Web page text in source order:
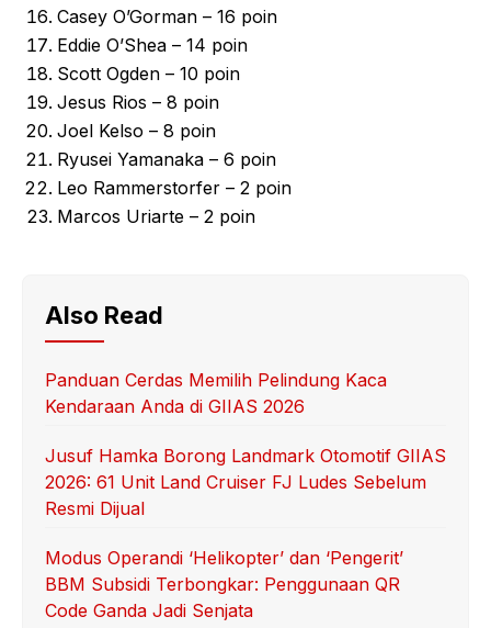
Casey O’Gorman – 16 poin
Eddie O’Shea – 14 poin
Scott Ogden – 10 poin
Jesus Rios – 8 poin
Joel Kelso – 8 poin
Ryusei Yamanaka – 6 poin
Leo Rammerstorfer – 2 poin
Marcos Uriarte – 2 poin
Also Read
Panduan Cerdas Memilih Pelindung Kaca
Kendaraan Anda di GIIAS 2026
Jusuf Hamka Borong Landmark Otomotif GIIAS
2026: 61 Unit Land Cruiser FJ Ludes Sebelum
Resmi Dijual
Modus Operandi ‘Helikopter’ dan ‘Pengerit’
BBM Subsidi Terbongkar: Penggunaan QR
Code Ganda Jadi Senjata